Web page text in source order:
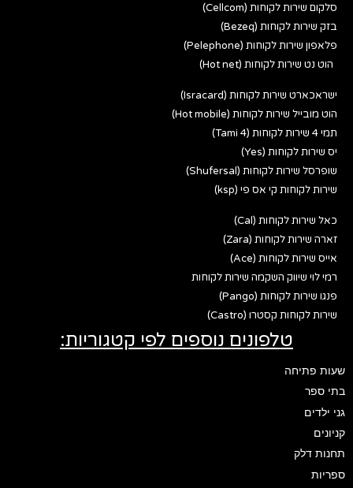
סלקום שירות לקוחות (Cellcom)
בזק שירות לקוחות (Bezeq)
פלאפון שירות לקוחות (Pelephone)
הוט נט שירות לקוחות (Hot net)
ישראכארט שירות לקוחות (Isracard)
הוט מובייל שירות לקוחות (Hot mobile)
תמי 4 שירות לקוחות (Tami 4)
יס שירות לקוחות (Yes)
שופרסל שירות לקוחות (Shufersal)
שירות לקוחות קי אס פי (ksp)
כאל שירות לקוחות (Cal)
זארה שירות לקוחות (Zara)
אייס שירות לקוחות (Ace)
רמי לוי שיווק השקמה שירות לקוחות
פנגו שירות לקוחות (Pango)
שירות לקוחות קסטרו (Castro)
טלפונים נוספים לפי קטגוריות:
שעות פתיחה
בתי ספר
גני ילדים
קניונים
תחנות דלק
ספריות